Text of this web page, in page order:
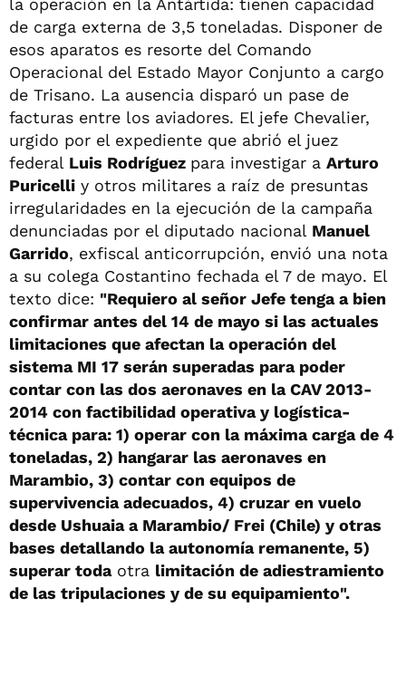
la operación en la Antártida: tienen capacidad
de carga externa de 3,5 toneladas. Disponer de
esos aparatos es resorte del Comando
Operacional del Estado Mayor Conjunto a cargo
de Trisano. La ausencia disparó un pase de
facturas entre los aviadores. El jefe Chevalier,
urgido por el expediente que abrió el juez
federal Luis Rodríguez para investigar a Arturo
Puricelli y otros militares a raíz de presuntas
irregularidades en la ejecución de la campaña
denunciadas por el diputado nacional Manuel
Garrido, exfiscal anticorrupción, envió una nota
a su colega Costantino fechada el 7 de mayo. El
texto dice: "Requiero al señor Jefe tenga a bien
confirmar antes del 14 de mayo si las actuales
limitaciones que afectan la operación del
sistema MI 17 serán superadas para poder
contar con las dos aeronaves en la CAV 2013-
2014 con factibilidad operativa y logística-
técnica para: 1) operar con la máxima carga de 4
toneladas, 2) hangarar las aeronaves en
Marambio, 3) contar con equipos de
supervivencia adecuados, 4) cruzar en vuelo
desde Ushuaia a Marambio/ Frei (Chile) y otras
bases detallando la autonomía remanente, 5)
superar todaotra limitación de adiestramiento
de las tripulaciones y de su equipamiento".